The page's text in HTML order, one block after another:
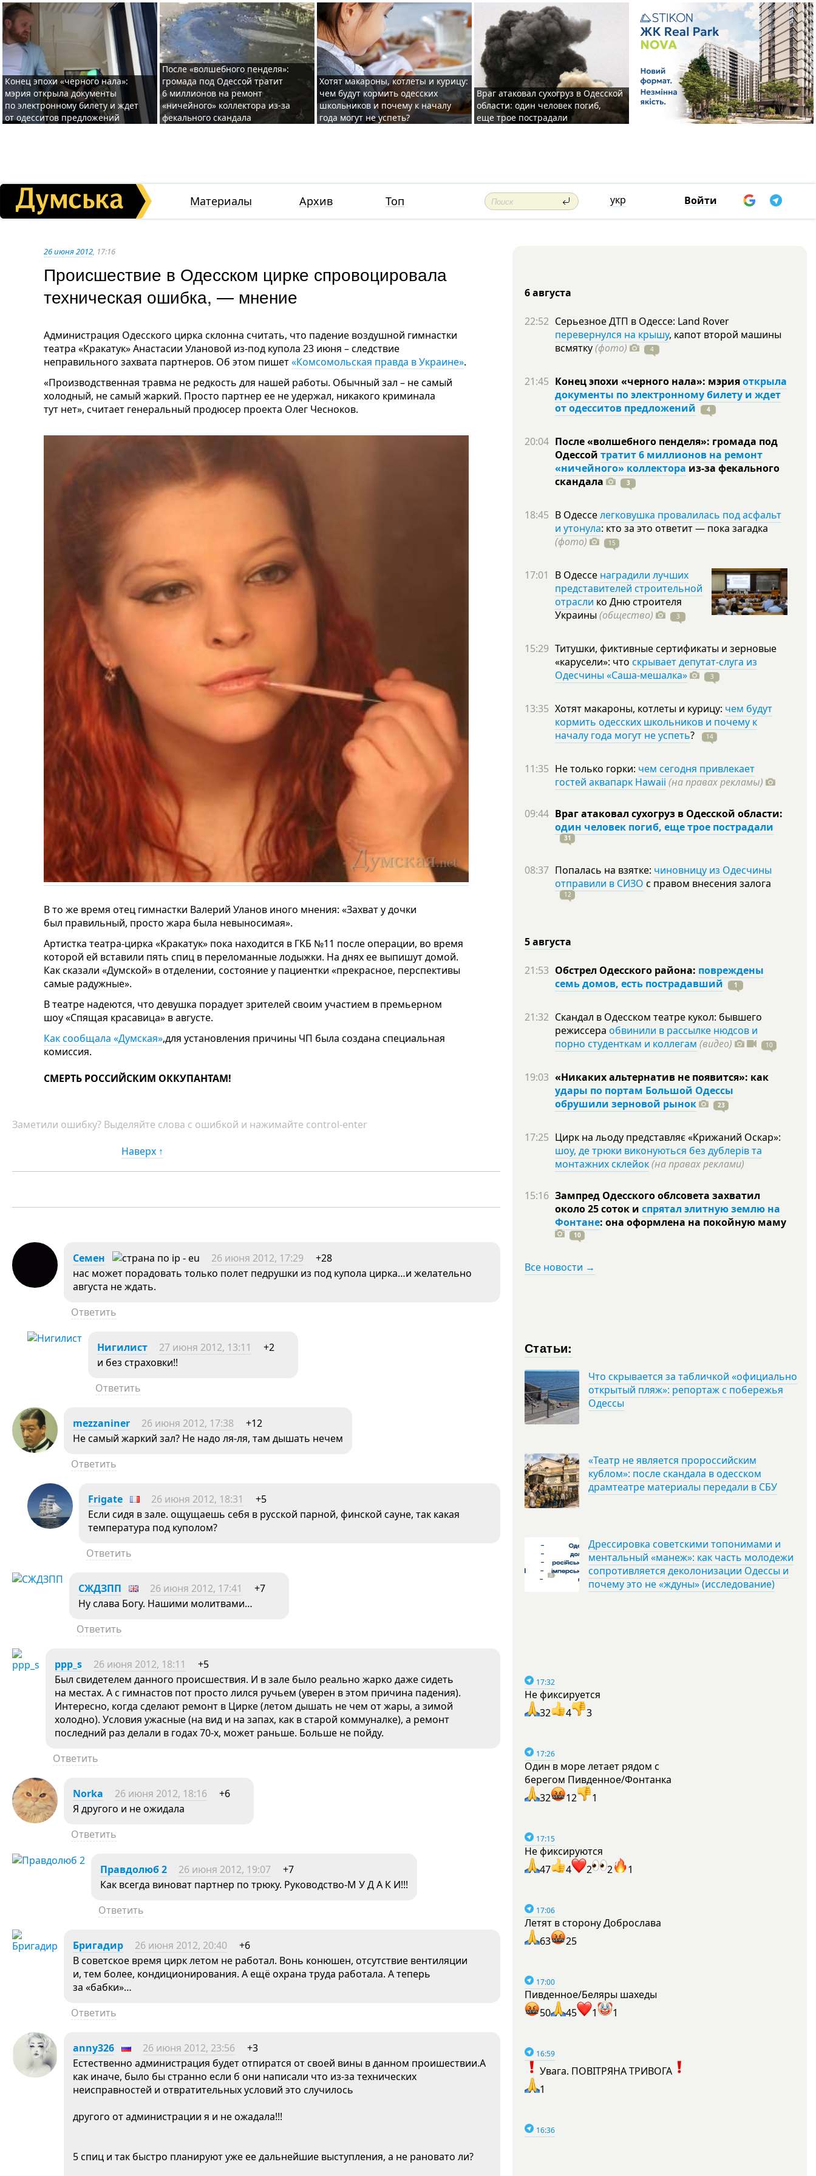
Конец эпохи «черного нала»:
мэрия открыла документы
по электронному билету и ждет
от одесситов предложений
После «волшебного пенделя»:
громада под Одессой тратит
6 миллионов на ремонт
«ничейного» коллектора из-за
фекального скандала
Хотят макароны, котлеты и курицу:
чем будут кормить одесских
школьников и почему к началу
года могут не успеть?
Враг атаковал сухогруз в Одесской
области: один человек погиб,
еще трое пострадали
Материалы Архив Топ укр Войти
26 июня 2012, 17:16
Происшествие в Одесском цирке спровоцировала
техническая ошибка, — мнение
Администрация Одесского цирка склонна считать, что падение воздушной гимнастки
театра «Кракатук» Анастасии Улановой из-под купола 23 июня – следствие
неправильного захвата партнеров. Об этом пишет«Комсомольская правда в Украине».
«Производственная травма не редкость для нашей работы. Обычный зал – не самый
холодный, не самый жаркий. Просто партнер ее не удержал, никакого криминала
тут нет», считает генеральный продюсер проекта Олег Чесноков.
В то же время отец гимнастки Валерий Уланов иного мнения: «Захват у дочки
был правильный, просто жара была невыносимая».
Артистка театра-цирка «Кракатук» пока находится в ГКБ №11 после операции, во время
которой ей вставили пять спиц в переломанные лодыжки. На днях ее выпишут домой.
Как сказали «Думской» в отделении, состояние у пациентки «прекрасное, перспективы
самые радужные».
В театре надеются, что девушка порадует зрителей своим участием в премьерном
шоу «Спящая красавица» в августе.
Как сообщала «Думская»,для установления причины ЧП была создана специальная
комиссия.
СМЕРТЬ РОССИЙСКИМ ОККУПАНТАМ!
Заметили ошибку? Выделяйте слова с ошибкой и нажимайте control-enter
Наверх ↑
Семен 26 июня 2012, 17:29
+28
нас может порадовать только полет педрушки из под купола цирка…и желательно
августа не ждать.
Ответить
Нигилист 27 июня 2012, 13:11
+2
и без страховки!!
Ответить
mezzaniner 26 июня 2012, 17:38
+12
Не самый жаркий зал? Не надо ля-ля, там дышать нечем
Ответить
Frigate 26 июня 2012, 18:31
+5
Если сидя в зале. ощущаешь себя в русской парной, финской сауне, так какая
температура под куполом?
Ответить
СЖДЗПП 26 июня 2012, 17:41
+7
Ну слава Богу. Нашими молитвами…
Ответить
ppp_s 26 июня 2012, 18:11
+5
Был свидетелем данного происшествия. И в зале было реально жарко даже сидеть
на местах. А с гимнастов пот просто лился ручьем (уверен в этом причина падения).
Интересно, когда сделают ремонт в Цирке (летом дышать не чем от жары, а зимой
холодно). Условия ужасные (на вид и на запах, как в старой коммуналке), а ремонт
последний раз делали в годах 70-х, может раньше. Больше не пойду.
Ответить
Norka 26 июня 2012, 18:16
+6
Я другого и не ожидала
Ответить
Правдолюб 2 26 июня 2012, 19:07
+7
Как всегда виноват партнер по трюку. Руководство-М У Д А К И!!!
Ответить
Бригадир 26 июня 2012, 20:40
+6
В советское время цирк летом не работал. Вонь конюшен, отсутствие вентиляции
и, тем более, кондиционирования. А ещё охрана труда работала. А теперь
за «бабки»…
Ответить
anny326 26 июня 2012, 23:56
+3
Естественно администрация будет отпиратся от своей вины в данном проишествии.А
как иначе, было бы странно если б они написали что из-за технических
неисправностей и отвратительных условий это случилось
другого от администрации я и не ожадала!!!
5 спиц и так быстро планируют уже ее дальнейшие выступления, а не рановато ли?
6 августа
22:52 Серьезное ДТП в Одессе: Land Rover
перевернулся на крышу, капот второй машины
всмятку(фото) 4
21:45 Конец эпохи «черного нала»: мэрияоткрыла
документы по электронному билету и ждет
от одесситов предложений
4
20:04 После «волшебного пенделя»: громада под
Одессой тратит 6 миллионов на ремонт
«ничейного» коллектора из-за фекального
скандала
3
18:45 В Одесселегковушка провалилась под асфальт
и утонула: кто за это ответит — пока загадка
(фото)
15
17:01 В Одессе наградили лучших
представителей строительной
отрасли ко Дню строителя
Украины (общество) 3
15:29 Титушки, фиктивные сертификаты и зерновые
«карусели»: что скрывает депутат-слуга из
Одесчины «Саша-мешалка»
3
13:35 Хотят макароны, котлеты и курицу: чем будут
кормить одесских школьников и почему к
началу года могут не успеть? 14
11:35 Не только горки: чем сегодня привлекает
гостей аквапарк Hawaii (на правах рекламы)
09:44 Враг атаковал сухогруз в Одесской области:
один человек погиб, еще трое пострадали
31
08:37 Попалась на взятке: чиновницу из Одесчины
отправили в СИЗО с правом внесения залога
12
5 августа
21:53 Обстрел Одесского района: повреждены
семь домов, есть пострадавший
1
21:32 Скандал в Одесском театре кукол: бывшего
режиссера обвинили в рассылке нюдсов и
порно студенткам и коллегам (видео) 10
19:03 «Никаких альтернатив не появится»: как
удары по портам Большой Одессы
обрушили зерновой рынок
23
17:25 Цирк на льоду представляє «Крижаний Оскар»:
шоу, де трюки виконуються без дублерів та
монтажних склейок(на правах реклами)
15:16 Зампред Одесского облсовета захватил
около 25 соток и спрятал элитную землю на
Фонтане: она оформлена на покойную маму
10
Все новости →
Статьи:
Что скрывается за табличкой «официально
открытый пляж»: репортаж с побережья
Одессы
«Театр не является пророссийским
кублом»: после скандала в одесском
драмтеатре материалы передали в СБУ
Дрессировка советскими топонимами и
ментальный «манеж»: как часть молодежи
сопротивляется деколонизации Одессы и
почему это не «ждуны» (исследование)
17:32
Не фиксируется
32
4 3
17:26
Один в море летает рядом с
берегом Пивденное/Фонтанка
32
12 1
17:15
Не фиксируются
47
4 2 2 1
17:06
Летят в сторону Доброслава
63
25
17:00
Пивденное/Беляры шахеды
50
45 1 1
16:59
Увага. ПОВІТРЯНА ТРИВОГА
1
16:36